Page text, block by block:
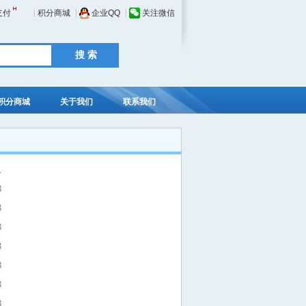
付 积分商城 企业QQ 关注微信
分商城 关于我们 联系我们